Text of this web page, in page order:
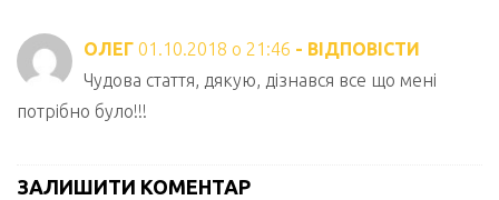
ОЛЕГ 01.10.2018 о 21:46 - ВІДПОВІСТИ
Чудова стаття, дякую, дізнався все що мені
потрібно було!!!
ЗАЛИШИТИ КОМЕНТАР